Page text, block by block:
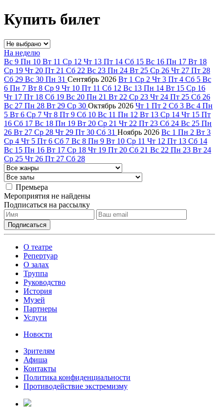
Купить билет
На неделю
Вс 9 Пн 10 Вт 11 Ср 12 Чт 13 Пт 14 Сб 15 Вс 16 Пн 17 Вт 18
Ср 19 Чт 20 Пт 21 Сб 22 Вс 23 Пн 24 Вт 25 Ср 26 Чт 27 Пт 28
Сб 29 Вс 30 Пн 31 Сентябрь 2026 Вт 1 Ср 2 Чт 3 Пт 4 Сб 5 Вс
6 Пн 7 Вт 8 Ср 9 Чт 10 Пт 11 Сб 12 Вс 13 Пн 14 Вт 15 Ср 16
Чт 17 Пт 18 Сб 19 Вс 20 Пн 21 Вт 22 Ср 23 Чт 24 Пт 25 Сб 26
Вс 27 Пн 28 Вт 29 Ср 30 Октябрь 2026 Чт 1 Пт 2 Сб 3 Вс 4 Пн
5 Вт 6 Ср 7 Чт 8 Пт 9 Сб 10 Вс 11 Пн 12 Вт 13 Ср 14 Чт 15 Пт
16 Сб 17 Вс 18 Пн 19 Вт 20 Ср 21 Чт 22 Пт 23 Сб 24 Вс 25 Пн
26 Вт 27 Ср 28 Чт 29 Пт 30 Сб 31 Ноябрь 2026 Вс 1 Пн 2 Вт 3
Ср 4 Чт 5 Пт 6 Сб 7 Вс 8 Пн 9 Вт 10 Ср 11 Чт 12 Пт 13 Сб 14
Вс 15 Пн 16 Вт 17 Ср 18 Чт 19 Пт 20 Сб 21 Вс 22 Пн 23 Вт 24
Ср 25 Чт 26 Пт 27 Сб 28
Премьера
Мероприятия не найдены
Подписаться на рассылку
О театре
Репертуар
О залах
Труппа
Руководство
История
Музей
Партнеры
Услуги
Новости
Зрителям
Афиша
Контакты
Политика конфиденциальности
Противодействие экстремизму